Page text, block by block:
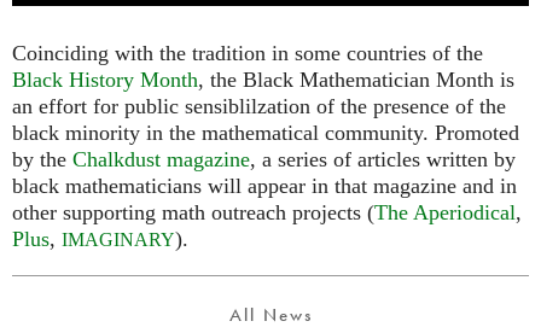
Coinciding with the tradition in some countries of the
Black History Month, the Black Mathematician Month is
an effort for public sensiblilzation of the presence of the
black minority in the mathematical community. Promoted
by the Chalkdust magazine, a series of articles written by
black mathematicians will appear in that magazine and in
other supporting math outreach projects (The Aperiodical,
Plus, IMAGINARY).
All News